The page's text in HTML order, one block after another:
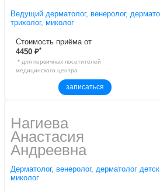
Ведущий дерматолог, венеролог,
трихолог, миколог
Стоимость приёма от
4450 ₽*
* для первичных посетителей
медицинского центра
записаться
Нагиева
Анастасия
Андреевна
Дерматолог, венеролог, дерматолог
миколог